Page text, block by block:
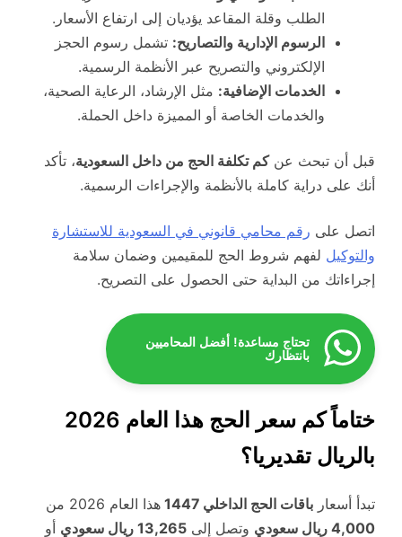
الطلب وقلة المقاعد يؤديان إلى ارتفاع الأسعار.
الرسوم الإدارية والتصاريح: تشمل رسوم الحجز
الإلكتروني والتصريح عبر الأنظمة الرسمية.
الخدمات الإضافية: مثل الإرشاد، الرعاية الصحية،
والخدمات الخاصة أو المميزة داخل الحملة.
قبل أن تبحث عنكم تكلفة الحج من داخل السعودية، تأكد
أنك على دراية كاملة بالأنظمة والإجراءات الرسمية.
اتصل على رقم محامي قانوني في السعودية للاستشارة
والتوكيل لفهم شروط الحج للمقيمين وضمان سلامة
إجراءاتك من البداية حتى الحصول على التصريح.
تحتاج مساعدة! أفضل المحاميين
بانتظارك
ختاماً كم سعر الحج هذا العام 2026
بالريال تقديريا؟
تبدأ أسعار باقات الحج الداخلي 1447
هذا العام 2026 من
4,000 ريال سعودي
وتصل إلى 13,265 ريال سعودي
أو